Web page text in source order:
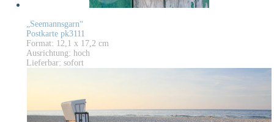
„Seemannsgarn“
Postkarte pk3111
Format: 12,1 x 17,2 cm
Ausrichtung: hoch
Lieferbar: sofort